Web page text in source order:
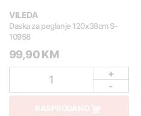
VILEDA
Daska za peglanje 120x38cm S-
10958
99,90 KM
1
+
-
RASPRODANO